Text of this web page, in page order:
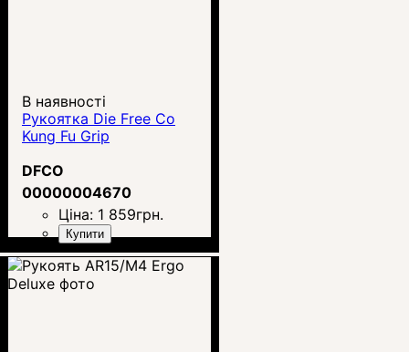
В наявності
Рукоятка Die Free Co
Kung Fu Grip
DFCO
00000004670
Ціна: 1 859грн.
Купити